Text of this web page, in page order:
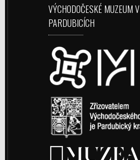
VÝCHODOČESKÉ MUZEUM V
PARDUBICÍCH